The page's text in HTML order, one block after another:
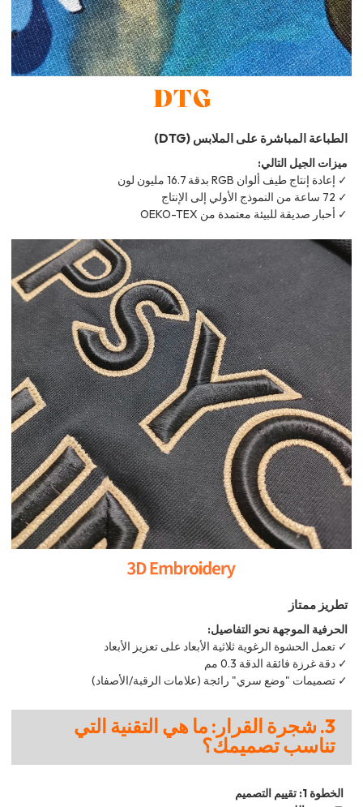
الطباعة المباشرة على الملابس (DTG)
ميزات الجيل التالي:
✓ إعادة إنتاج طيف ألوان RGB بدقة 16.7 مليون لون
✓ 72 ساعة من النموذج الأولي إلى الإنتاج
✓ أحبار صديقة للبيئة معتمدة من OEKO-TEX
تطريز ممتاز
الحرفية الموجهة نحو التفاصيل:
✓ تعمل الحشوة الرغوية ثلاثية الأبعاد على تعزيز الأبعاد
✓ دقة غرزة فائقة الدقة 0.3 مم
✓ تصميمات "وضع سري" رائجة (علامات الرقبة/الأصفاد)
3. شجرة القرار: ما هي التقنية التي
تناسب تصميمك؟
الخطوة 1: تقييم التصميم